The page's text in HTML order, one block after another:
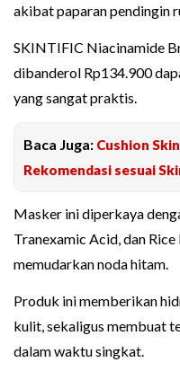
akibat paparan pendingin
SKINTIFIC Niacinamide
dibanderol Rp134.900
yang sangat praktis.
Baca Juga: Cushion
Rekomendasi sesuai
Masker ini diperkaya
Tranexamic Acid, dan
memudarkan noda hitam.
Produk ini memberikan
kulit, sekaligus membuat
dalam waktu singkat.